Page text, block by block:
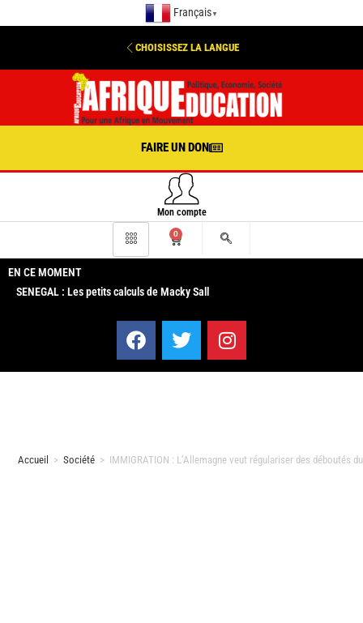
Français ▼
CHOISISSEZ LA LANGUE
FAIRE UN DON
Mon compte
0
EN CE MOMENT
SENEGAL : Les petits calculs de Macky Sall
Accueil > Société > IMMIGRATION : L’Allemagne veut régulariser des déboutés